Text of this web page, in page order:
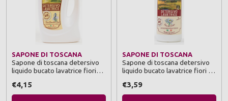
SAPONE DI TOSCANA
Sapone di toscana detersivo
liquido bucato lavatrice fiori
litri
€4,15
SAPONE DI TOSCANA
Sapone di toscana detersivo
liquido bucato lavatrice fiori di
€3,59